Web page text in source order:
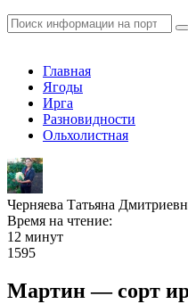
Главная
Ягоды
Ирга
Разновидности
Ольхолистная
Черняева Татьяна
Время на чтение:
12 минут
1595
Мартин — сорт